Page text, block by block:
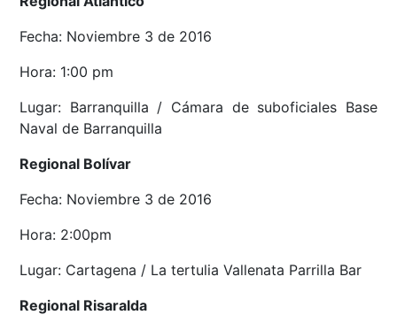
Fecha: Noviembre 3 de 2016
Hora: 1:00 pm
Lugar: Barranquilla / Cámara de suboficiales Base
Naval de Barranquilla
Regional Bolívar
Fecha: Noviembre 3 de 2016
Hora: 2:00pm
Lugar: Cartagena / La tertulia Vallenata Parrilla Bar
Regional Risaralda